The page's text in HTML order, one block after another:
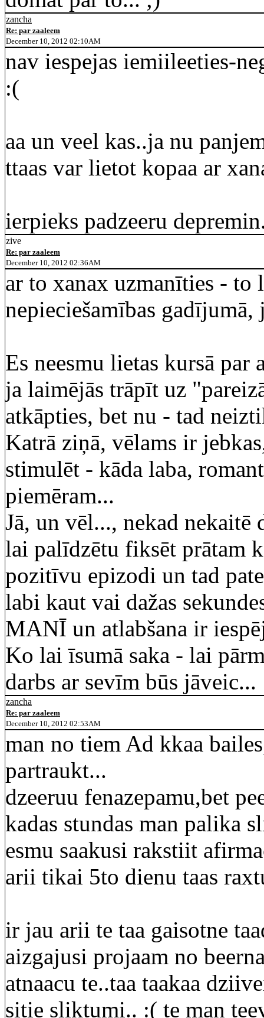
zancha
Re: par zaaleem
December 10, 2012 02:10AM
nav iespejas iemiileeties-
:(
aa un veel kas..ja nu
ttaas var lietot kopaa ar
ierpieks padzeeru
zive
Re: par zaaleem
December 10, 2012 02:36AM
ar to xanax uzmanīties -
nepieciešamības
Es neesmu lietas kursā par
ja laimējās trāpīt uz
atkāpties, bet nu - tad
Katrā ziņā, vēlams ir
stimulēt - kāda laba,
piemēram...
Jā, un vēl..., nekad nekaitē
lai palīdzētu fiksēt prātam
pozitīvu epizodi un tad
labi kaut vai dažas
MANĪ un atlabšana ir
Ko lai īsumā saka - lai
darbs ar sevīm būs jāveic...
zancha
Re: par zaaleem
December 10, 2012 02:53AM
man no tiem Ad kkaa
partraukt...
dzeeruu fenazepamu,bet
kadas stundas man palika
esmu saakusi rakstiit
arii tikai 5to dienu taas
ir jau arii te taa gaisotne
aizgajusi projaam no
atnaacu te..taa taakaa
sitie sliktumi.. :( te man